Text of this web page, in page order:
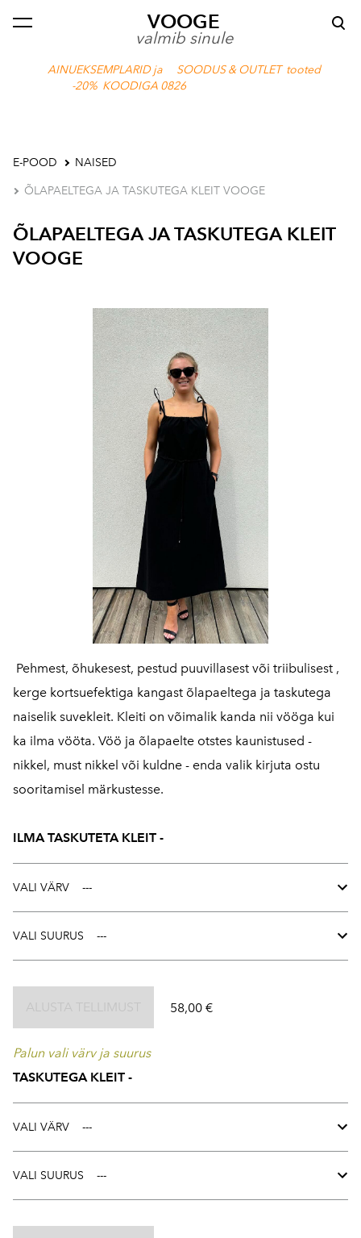
VOOGE
valmib sinule
AINUEKSEMPLARID ja SOODUS & OUTLET tooted
-20% KOODIGA 0826
lisati ostukorvi. Vaata ostukorvi
E-POOD NAISED
ÕLAPAELTEGA JA TASKUTEGA KLEIT VOOGE
ÕLAPAELTEGA JA TASKUTEGA KLEIT
VOOGE
Pehmest, õhukesest, pestud puuvillasest või triibulisest ,
kerge kortsuefektiga kangast õlapaeltega ja taskutega
naiselik suvekleit. Kleiti on võimalik kanda nii vööga kui
ka ilma vööta. Vöö ja õlapaelte otstes kaunistused -
nikkel, must nikkel või kuldne - enda valik kirjuta ostu
sooritamisel märkustesse.
ILMA TASKUTETA KLEIT -
VALI VÄRV
VALI SUURUS
58,00 €
Palun vali värv ja suurus
TASKUTEGA KLEIT -
VALI VÄRV
VALI SUURUS